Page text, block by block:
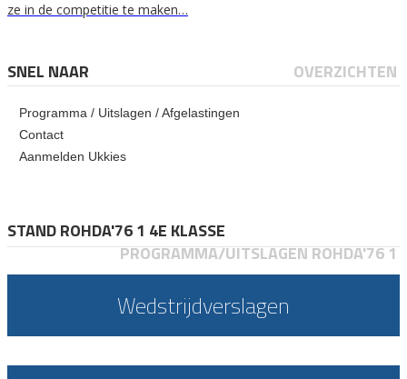
ze in de competitie te maken…
SNEL NAAR OVERZICHTEN
Programma / Uitslagen / Afgelastingen
Contact
Aanmelden Ukkies
STAND ROHDA'76 1 4E KLASSE
PROGRAMMA/UITSLAGEN ROHDA'76 1
Wedstrijdverslagen